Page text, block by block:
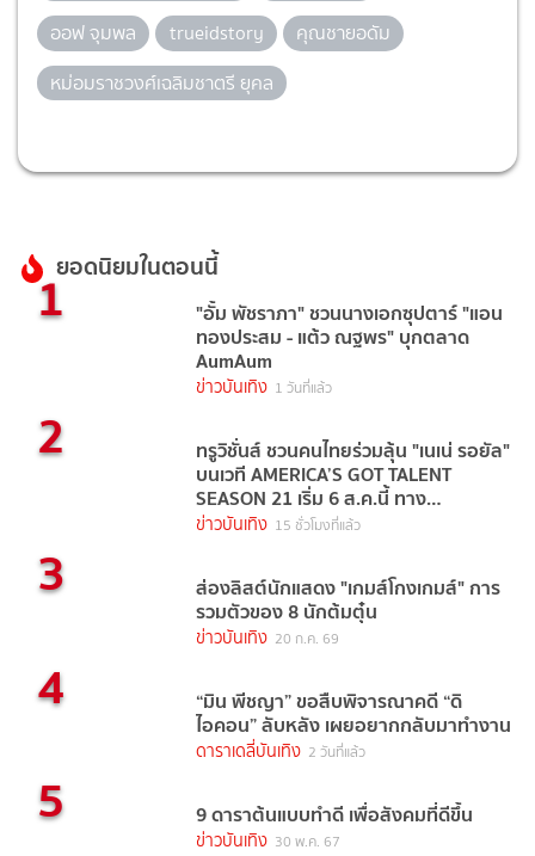
ออฟ จุมพล
trueidstory
คุณชายอดัม
หม่อมราชวงศ์เฉลิมชาตรี ยุคล
ยอดนิยมในตอนนี้
1 "อั้ม พัชราภา" ชวนนางเอกซุปตาร์ "แอน
ทองประสม - แต้ว ณฐพร" บุกตลาด
AumAum
ข่าวบันเทิง 1 วันที่แล้ว
2 ทรูวิชั่นส์ ชวนคนไทยร่วมลุ้น "เนเน่ รอยัล"
บนเวที AMERICA’S GOT TALENT
SEASON 21 เริ่ม 6 ส.ค.นี้ ทาง
TrueVisions NOW
ข่าวบันเทิง 15 ชั่วโมงที่แล้ว
3 ส่องลิสต์นักแสดง "เกมส์โกงเกมส์" การ
รวมตัวของ 8 นักต้มตุ๋น
ข่าวบันเทิง 20 ก.ค. 69
4 “มิน พีชญา” ขอสืบพิจารณาคดี “ดิ
ไอคอน” ลับหลัง เผยอยากกลับมาทำงาน
ดาราเดลี่บันเทิง 2 วันที่แล้ว
5 9 ดาราต้นแบบทำดี เพื่อสังคมที่ดีขึ้น
ข่าวบันเทิง 30 พ.ค. 67